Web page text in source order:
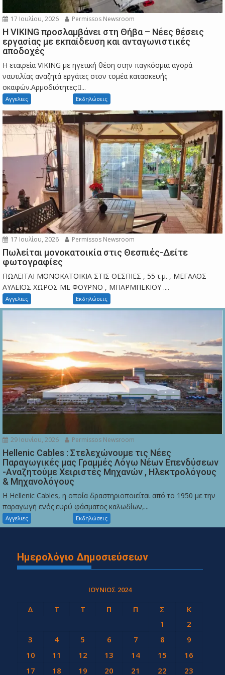
17 Ιουλίου, 2026 Permissos Newsroom
Η VIKING προσλαμβάνει στη Θήβα – Νέες θέσεις
εργασίας με εκπαίδευση και ανταγωνιστικές
αποδοχές
Η εταιρεία VIKING με ηγετική θέση στην παγκόσμια αγορά
ναυτιλίας αναζητά εργάτες στον τομέα κατασκευής
σκαφών.Αρμοδιότητες:...
Αγγελιες Εκδηλώσεις
17 Ιουλίου, 2026 Permissos Newsroom
Πωλείται μονοκατοικία στις Θεσπιές-Δείτε
φωτογραφίες
ΠΩΛΕΙΤΑΙ ΜΟΝΟΚΑΤΟΙΚΙΑ ΣΤΙΣ ΘΕΣΠΙΕΣ , 55 τ.μ. , ΜΕΓΑΛΟΣ
ΑΥΛΕΙΟΣ ΧΩΡΟΣ ΜΕ ΦΟΥΡΝΟ , ΜΠΑΡΜΠΕΚΙΟΥ ....
Αγγελιες Εκδηλώσεις
29 Ιουνίου, 2026 Permissos Newsroom
Hellenic Cables : Στελεχώνουμε τις Νέες
Παραγωγικές μας Γραμμές Λόγω Νέων Επενδύσεων
-Αναζητούμε Χειριστές Μηχανών , Ηλεκτρολόγους
& Μηχανολόγους
Η Hellenic Cables, η οποία δραστηριοποιείται από το 1950 με την
παραγωγή ενός ευρύ φάσματος καλωδίων,...
Αγγελιες Εκδηλώσεις
Ημερολόγιο Δημοσιεύσεων
ΙΟΎΝΙΟΣ 2024
Δ Τ Τ Π Π Σ
Κ
1
2
3
4 5 6 7 8
9
10
11 12 13 14 15
16
17
18 19 20 21 22 23